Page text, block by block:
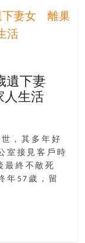
遺下妻
生活
，其多年好
室接見客戶時
最終不敵死
年57歲，留